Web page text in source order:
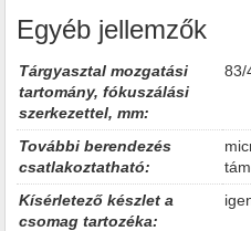
Egyéb jellemzők
Tárgyasztal mozgatási
tartomány, fókuszálási
szerkezettel, mm:
83/
További berendezés
csatlakoztatható:
Kísérletező készlet a
csomag tartozéka: